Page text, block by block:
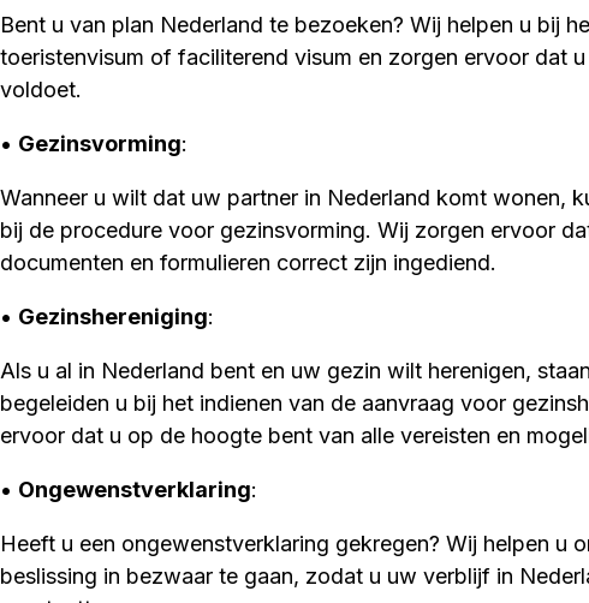
Bent u van plan Nederland te bezoeken? Wij helpen u bij
toeristenvisum of faciliterend visum en zorgen ervoor dat u
voldoet.
• Gezinsvorming:
Wanneer u wilt dat uw partner in Nederland komt wonen,
bij de procedure voor gezinsvorming. Wij zorgen ervoor
documenten en formulieren correct zijn ingediend.
• Gezinshereniging:
Als u al in Nederland bent en uw gezin wilt herenigen,
begeleiden u bij het indienen van de aanvraag voor
ervoor dat u op de hoogte bent van alle vereisten en
• Ongewenstverklaring:
Heeft u een ongewenstverklaring gekregen? Wij helpen u
beslissing in bezwaar te gaan, zodat u uw verblijf in